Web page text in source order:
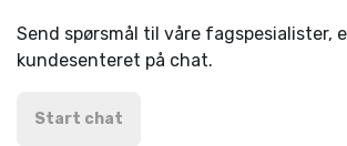
Send spørsmål til våre fagspesialister,
kundesenteret på chat.
Start chat